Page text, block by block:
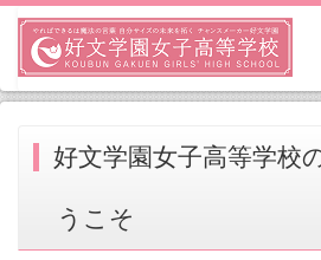
好文学園女子高等学校
うこそ